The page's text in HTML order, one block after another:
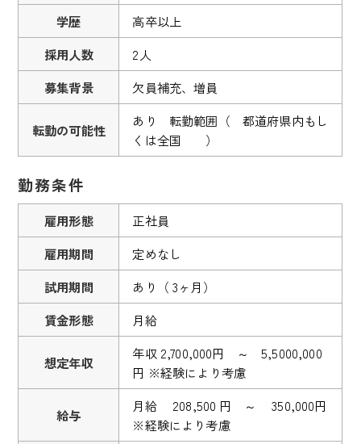
学歴
高卒以上
採用人数
2人
募集背景
欠員補充、増員
転勤の可能性
あり 転勤範囲（ 都道府県内もし
くは全国 ）
勤務条件
雇用形態
正社員
雇用期間
定めなし
試用期間
あり（ 3ヶ月）
賃金形態
月給
想定年収
年収 2,700,000円 ～ 5,5000,000
円 ※経験により考慮
給与
月給 208,500 円 ～ 350,000円
※経験により考慮